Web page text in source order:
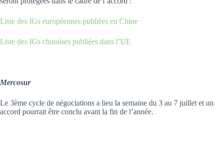
Liste des IGs européennes publiées en Chine
Liste des IGs chinoises publiées dans l’UE
Mercosur
Le 3ème cycle de négociations a lieu la semaine du 3 au 7 juillet et un
accord pourrait être conclu avant la fin de l’année.